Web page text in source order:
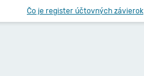
Čo je register účtovných závierok